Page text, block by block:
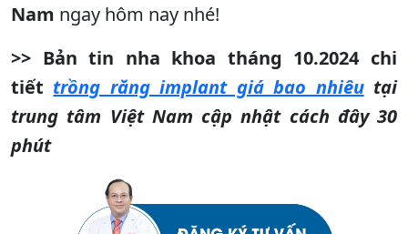
Nam ngay hôm nay nhé!
>> Bản tin nha khoa tháng 10.2024 chi
tiết trồng răng implant giá bao nhiêutại
trung tâm Việt Nam cập nhật cách đây 30
phút